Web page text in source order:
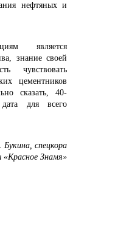
нефтяных и
является
знание своей
чувствовать
цементников
сказать, 40-
для всего
спецкора
«Красное Знамя»